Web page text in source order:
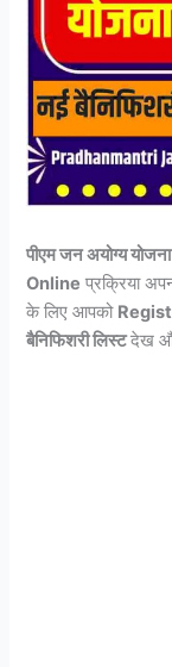
पीएम जन अयोग्य
Online प्रक्रिया
के लिए आपको
बैनिफिशरी लिस्टदेख